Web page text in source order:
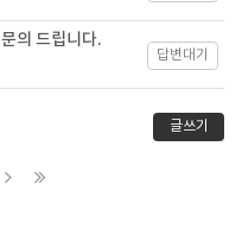
의 드립니다.
답변대기
글쓰기